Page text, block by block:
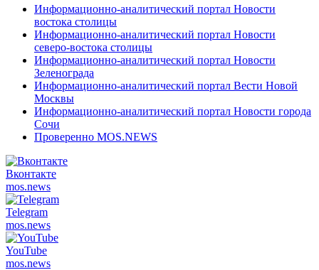
Информационно-аналитический портал Новости
востока столицы
Информационно-аналитический портал Новости
северо-востока столицы
Информационно-аналитический портал Новости
Зеленограда
Информационно-аналитический портал Вести Новой
Москвы
Информационно-аналитический портал Новости города
Сочи
Проверенно MOS.NEWS
Вконтакте
mos.news
Telegram
mos.news
YouTube
mos.news